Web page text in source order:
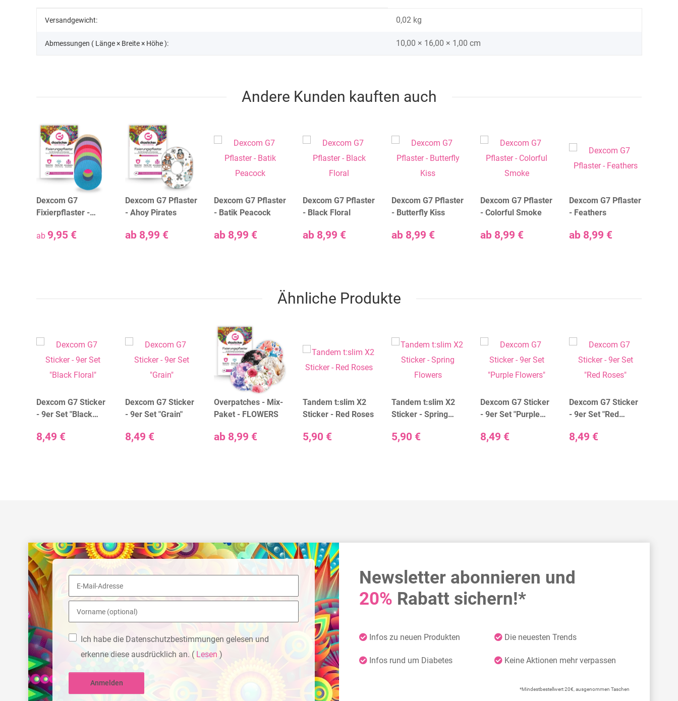
Produkteigenschaft
Wert
Versandgewicht: 0,02 kg
Abmessungen ( Länge × Breite × Höhe ): 10,00 × 16,00 × 1,00 cm
Andere Kunden kauften auch
Dexcom G7
Fixierpflaster -
Farben
ab 9,95 €
Dexcom G7 Pflaster
- Ahoy Pirates
ab 8,99 €
Dexcom G7 Pflaster
- Batik Peacock
ab 8,99 €
Dexcom G7 Pflaster
- Black Floral
ab 8,99 €
Dexcom G7 Pflaster
- Butterfly Kiss
ab 8,99 €
Dexcom G7 Pflaster
- Colorful Smoke
ab 8,99 €
Dexcom G7 Pflaster
- Feathers
ab 8,99 €
Ähnliche Produkte
Dexcom G7 Sticker
- 9er Set "Black
8,49 €
Dexcom G7 Sticker
- 9er Set "Grain"
8,49 €
Overpatches - Mix-
Paket - FLOWERS
ab 8,99 €
Tandem t:slim X2
Sticker - Red Roses
5,90 €
Tandem t:slim X2
Sticker - Spring
5,90 €
Dexcom G7 Sticker
- 9er Set "Purple
8,49 €
Dexcom G7 Sticker
- 9er Set "Red
8,49 €
Ich habe die Datenschutzbestimmungen gelesen und
erkenne diese ausdrücklich an. ( Lesen )
Anmelden
Newsletter abonnieren und
20% Rabatt sichern!*
Infos zu neuen Produkten Die neuesten Trends
Infos rund um Diabetes Keine Aktionen mehr verpassen
*Mindestbestellwert 20€, ausgenommen Taschen